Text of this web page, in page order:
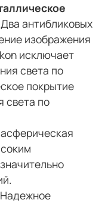
Два антибликовых
изображения
исключает
света по
покрытие
света по
Надежное